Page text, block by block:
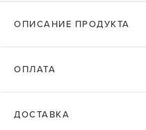
ОПИСАНИЕ ПРОДУКТА
ОПЛАТА
ДОСТАВКА